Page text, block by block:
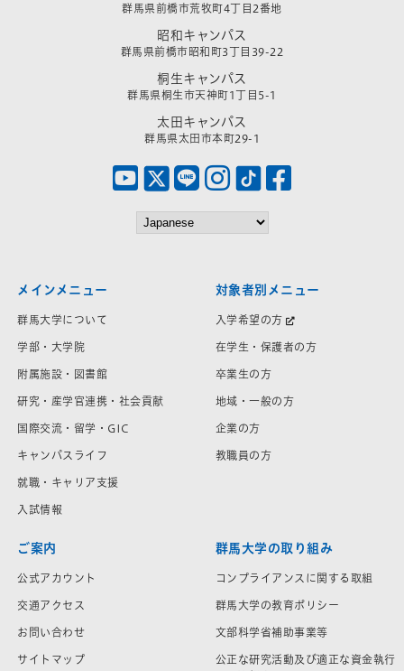
群馬県前橋市荒牧町4丁目2番地
昭和キャンパス
群馬県前橋市昭和町3丁目39-22
桐生キャンパス
群馬県桐生市天神町1丁目5-1
太田キャンパス
群馬県太田市本町29-1
メインメニュー
群馬大学について
学部・大学院
附属施設・図書館
研究・産学官連携・社会貢献
国際交流・留学・GIC
キャンパスライフ
就職・キャリア支援
入試情報
対象者別メニュー
入学希望の方
在学生・保護者の方
卒業生の方
地域・一般の方
企業の方
教職員の方
ご案内
公式アカウント
交通アクセス
お問い合わせ
サイトマップ
群馬大学の取り組み
コンプライアンスに関する取組
群馬大学の教育ポリシー
文部科学省補助事業等
公正な研究活動及び適正な資金執行